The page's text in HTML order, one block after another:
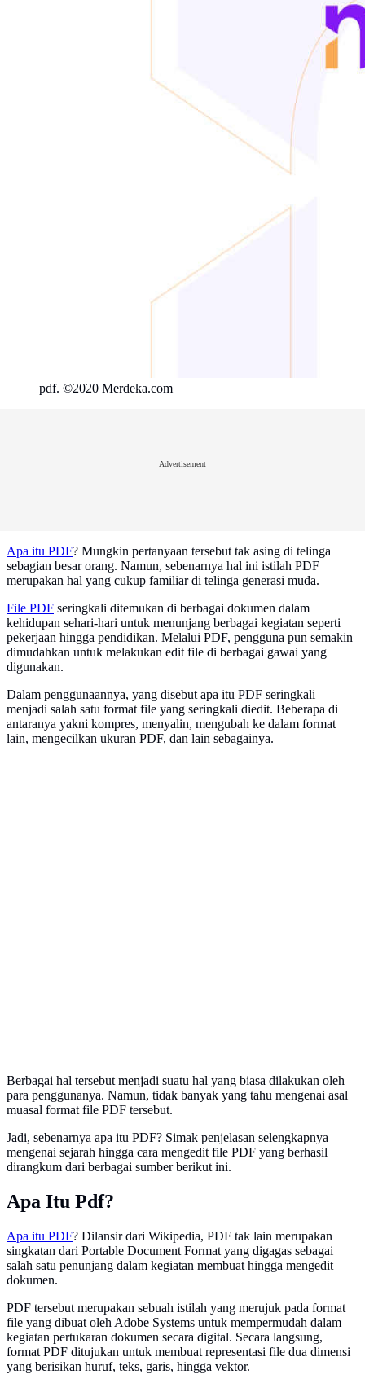
pdf. ©2020 Merdeka.com
Advertisement
Apa itu PDF? Mungkin pertanyaan tersebut tak asing di telinga
sebagian besar orang. Namun, sebenarnya hal ini istilah PDF
merupakan hal yang cukup familiar di telinga generasi muda.
File PDF seringkali ditemukan di berbagai dokumen dalam
kehidupan sehari-hari untuk menunjang berbagai kegiatan seperti
pekerjaan hingga pendidikan. Melalui PDF, pengguna pun semakin
dimudahkan untuk melakukan edit file di berbagai gawai yang
digunakan.
Dalam penggunaannya, yang disebut apa itu PDF seringkali
menjadi salah satu format file yang seringkali diedit. Beberapa di
antaranya yakni kompres, menyalin, mengubah ke dalam format
lain, mengecilkan ukuran PDF, dan lain sebagainya.
Berbagai hal tersebut menjadi suatu hal yang biasa dilakukan oleh
para penggunanya. Namun, tidak banyak yang tahu mengenai asal
muasal format file PDF tersebut.
Jadi, sebenarnya apa itu PDF? Simak penjelasan selengkapnya
mengenai sejarah hingga cara mengedit file PDF yang berhasil
dirangkum dari berbagai sumber berikut ini.
Apa Itu Pdf?
Apa itu PDF? Dilansir dari Wikipedia, PDF tak lain merupakan
singkatan dari Portable Document Format yang digagas sebagai
salah satu penunjang dalam kegiatan membuat hingga mengedit
dokumen.
PDF tersebut merupakan sebuah istilah yang merujuk pada format
file yang dibuat oleh Adobe Systems untuk mempermudah dalam
kegiatan pertukaran dokumen secara digital. Secara langsung,
format PDF ditujukan untuk membuat representasi file dua dimensi
yang berisikan huruf, teks, garis, hingga vektor.